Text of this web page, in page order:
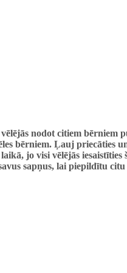
nodot citiem bērniem
bērniem. Ļauj priecāties
jo visi vēlējās iesaistīties
sapņus, lai piepildītu citu